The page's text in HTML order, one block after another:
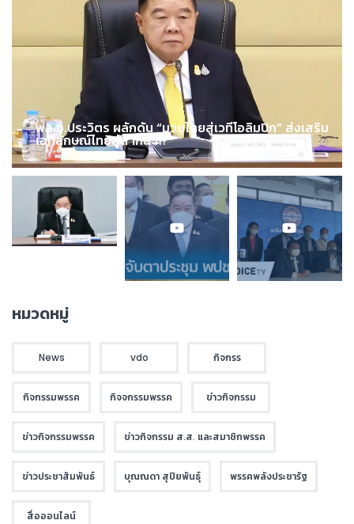
พล.อ.ประวิตร ผลักดัน “มวยไทยสู่เวทีโอลิมปิก” ส่งเสริม
เอกลักษณ์ไทยสู่สากล !!!
หมวดหมู่
News vdo กิจกรร
กิจกรรมพรรค กิจจกรรมพรรค ข่าวกิจกรรม
ข่าวกิจกรรมพรรค ข่าวกิจกรรม ส.ส. และสมาชิกพรรค
ข่าวประชาสัมพันธ์ บุณณดา สุปิยพันธุ์ พรรคพลังประชารัฐ
สื่อออนไลน์